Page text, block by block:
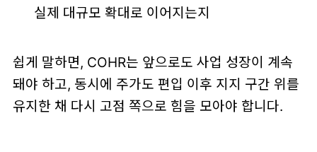
실제 대규모 확대로 이어지는지
쉽게 말하면, COHR는 앞으로도 사업 성장이 계속
돼야 하고, 동시에 주가도 편입 이후 지지 구간 위를
유지한 채 다시 고점 쪽으로 힘을 모아야 합니다.